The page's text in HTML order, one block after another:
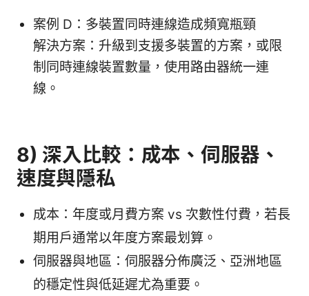
案例 D：多裝置同時連線造成頻寬瓶頸
解決方案：升級到支援多裝置的方案，或限
制同時連線裝置數量，使用路由器統一連
線。
8) 深入比較：成本、伺服器、
速度與隱私
成本：年度或月費方案 vs 次數性付費，若長
期用戶通常以年度方案最划算。
伺服器與地區：伺服器分佈廣泛、亞洲地區
的穩定性與低延遲尤為重要。